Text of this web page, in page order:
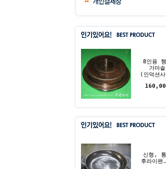
8인용
가마솥
(인덕션
신형,
후라이팬